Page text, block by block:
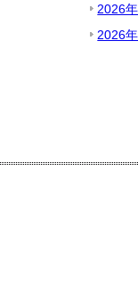
2026
2026